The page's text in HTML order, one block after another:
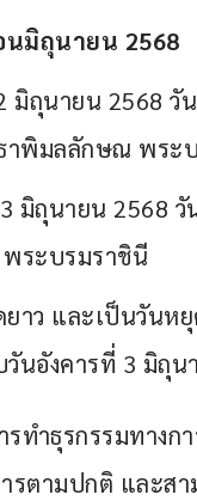
นมิถุนายน 2568
มิถุนายน 2568 วั
าพิมลลักษณ พระ
มิถุนายน 2568
ระบรมราชินี
ยาว และเป็นวัน
นอังคารที่ 3 มิถุน
รทำธุรกรรมทาง
รตามปกติ และส